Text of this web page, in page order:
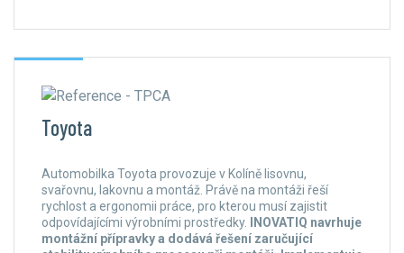
Toyota
Automobilka Toyota provozuje v Kolíně lisovnu,
svařovnu, lakovnu a montáž. Právě na montáži řeší
rychlost a ergonomii práce, pro kterou musí zajistit
odpovídajícími výrobními prostředky.
INOVATIQ navrhuje
montážní přípravky a dodává řešení zaručující